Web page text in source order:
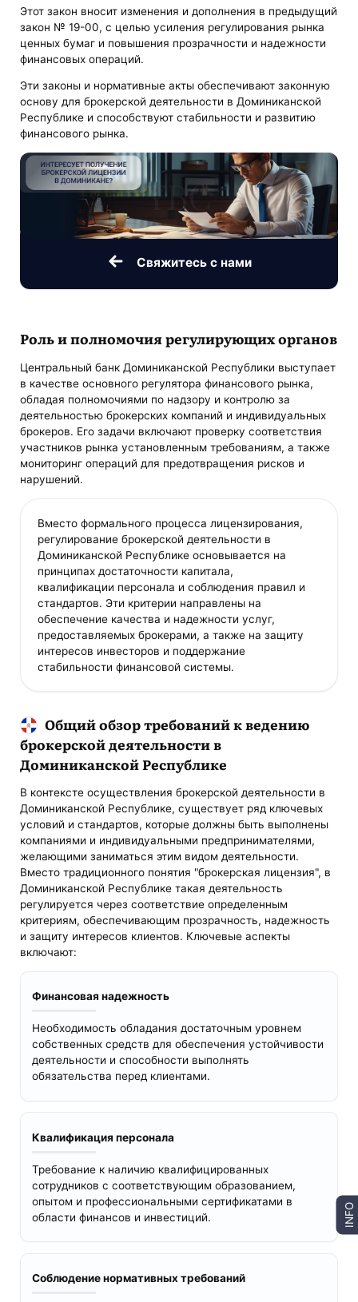
Этот закон вносит изменения и дополнения в предыдущий
закон № 19-00, с целью усиления регулирования рынка
ценных бумаг и повышения прозрачности и надежности
финансовых операций.
Эти законы и нормативные акты обеспечивают законную
основу для брокерской деятельности в Доминиканской
Республике и способствуют стабильности и развитию
финансового рынка.
Свяжитесь с нами
Роль и полномочия регулирующих органов
Центральный банк Доминиканской Республики выступает
в качестве основного регулятора финансового рынка,
обладая полномочиями по надзору и контролю за
деятельностью брокерских компаний и индивидуальных
брокеров. Его задачи включают проверку соответствия
участников рынка установленным требованиям, а также
мониторинг операций для предотвращения рисков и
нарушений.
Вместо формального процесса лицензирования,
регулирование брокерской деятельности в
Доминиканской Республике основывается на
принципах достаточности капитала,
квалификации персонала и соблюдения правил и
стандартов. Эти критерии направлены на
обеспечение качества и надежности услуг,
предоставляемых брокерами, а также на защиту
интересов инвесторов и поддержание
стабильности финансовой системы.
Общий обзор требований к ведению
брокерской деятельности в
Доминиканской Республике
В контексте осуществления брокерской деятельности в
Доминиканской Республике, существует ряд ключевых
условий и стандартов, которые должны быть выполнены
компаниями и индивидуальными предпринимателями,
желающими заниматься этим видом деятельности.
Вместо традиционного понятия "брокерская лицензия", в
Доминиканской Республике такая деятельность
регулируется через соответствие определенным
критериям, обеспечивающим прозрачность, надежность
и защиту интересов клиентов. Ключевые аспекты
включают:
Финансовая надежность
Необходимость обладания достаточным уровнем
собственных средств для обеспечения устойчивости
деятельности и способности выполнять
обязательства перед клиентами.
Квалификация персонала
Требование к наличию квалифицированных
сотрудников с соответствующим образованием,
опытом и профессиональными сертификатами в
области финансов и инвестиций.
Соблюдение нормативных требований
INFO